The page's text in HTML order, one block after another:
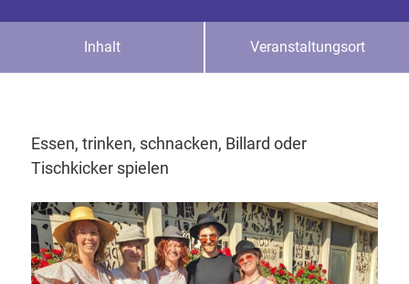
Inhalt Veranstaltungsort
Essen, trinken, schnacken, Billard oder
Tischkicker spielen